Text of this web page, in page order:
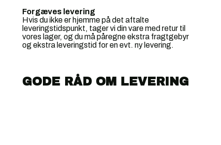
Forgæves levering
Hvis du ikke er hjemme på det aftalte
leveringstidspunkt, tager vi din vare med retur til
vores lager, og du må påregne ekstra fragtgebyr
og ekstra leveringstid for en evt. ny levering.
GODE RÅD OM LEVERING